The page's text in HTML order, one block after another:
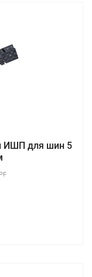
ИШП для шин 5